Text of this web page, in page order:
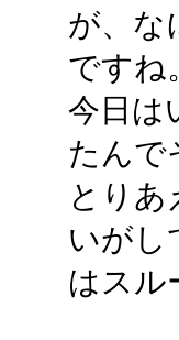
が、な
ですね
今日は
たんで
とりあ
いがし
はスル